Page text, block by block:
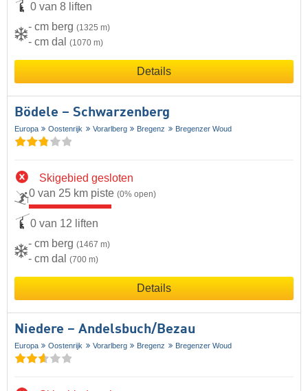
0 van 8 liften
- cm berg (1325 m)
- cm dal (1070 m)
Details
Bödele – Schwarzenberg
Europa Oostenrijk Vorarlberg Bregenz Bregenzer Woud
Skigebied gesloten
0 van 25 km piste (0% open)
0 van 12 liften
- cm berg (1467 m)
- cm dal (700 m)
Details
Niedere – Andelsbuch/​Bezau
Europa Oostenrijk Vorarlberg Bregenz Bregenzer Woud